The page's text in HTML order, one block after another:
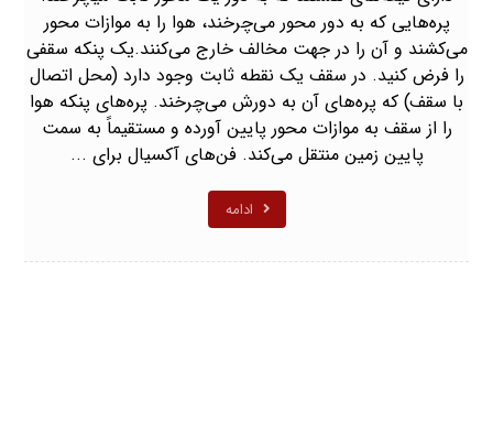
پره‌هایی که به دور محور می‌چرخند، هوا را به موازات محور
می‌کشند و آن را در جهت مخالف خارج می‌کنند.یک پنکه سقفی
را فرض کنید. در سقف یک نقطه ثابت وجود دارد (محل اتصال
با سقف) که پره‌های آن به دورش می‌چرخند. پره‌های پنکه هوا
را از سقف به موازات محور پایین آورده و مستقیماً به سمت
پایین زمین منتقل می‌کند. فن‌های آکسیال برای ...
ادامه